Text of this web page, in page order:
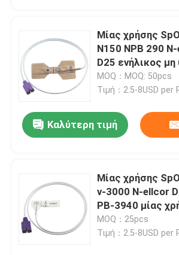
Μας ελάτε σε επαφή με
Ειδήσεις
Περιπτώσεις
Επαναχρησιμοποιήσιμος
Μίας χρήσης αισθητήρας SPO2
Μίας χρήσης
N150 NPB 290
D25 ενήλικος
μίας χρήσης
υφάσματος
MOQ：MOQ: 50pcs
Τιμή：2.5-8USD per
Καλύτερη τιμή
Μίας χρήσης
ν-3000 N-ellcor
PB-3940 μίας
νηπίων άσπρος
MOQ：25pcs
Τιμή：2.5-8USD per